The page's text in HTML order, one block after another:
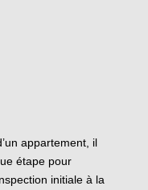
appartement, il
étape pour
initiale à la